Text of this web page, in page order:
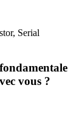
Serial
vous ?